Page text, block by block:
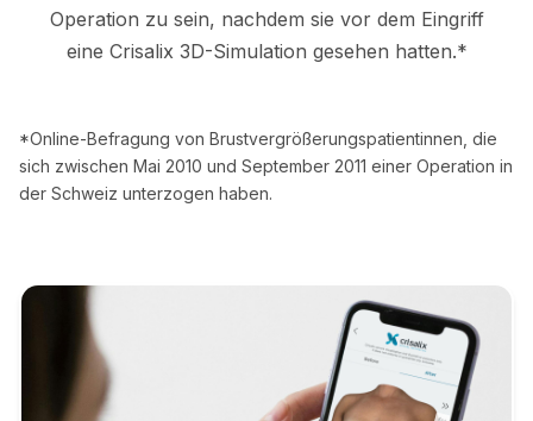
Operation zu sein, nachdem sie vor dem Eingriff
eine Crisalix 3D-Simulation gesehen hatten.*
*Online-Befragung von Brustvergrößerungspatientinnen, die
sich zwischen Mai 2010 und September 2011 einer Operation in
der Schweiz unterzogen haben.